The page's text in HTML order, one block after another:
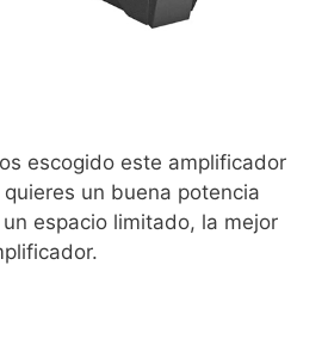
escogido este amplificador
quieres un buena potencia
espacio limitado, la mejor